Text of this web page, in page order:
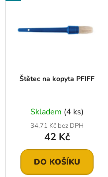
Štětec na kopyta PFIFF
Skladem (4 ks)
34,71 Kč bez DPH
42 Kč
DO KOŠÍKU